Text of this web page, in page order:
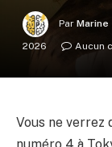
Par Marine
2026
Aucun
Vous ne verrez